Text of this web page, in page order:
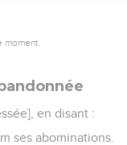
en disant :
ses abominations.